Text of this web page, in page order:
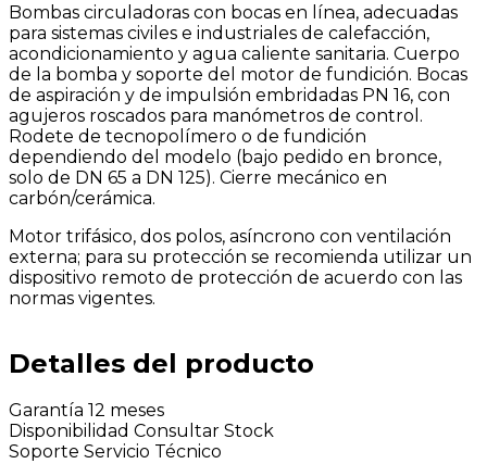
Bombas circuladoras con bocas en línea, adecuadas
para sistemas civiles e industriales de calefacción,
acondicionamiento y agua caliente sanitaria. Cuerpo
de la bomba y soporte del motor de fundición. Bocas
de aspiración y de impulsión embridadas PN 16, con
agujeros roscados para manómetros de control.
Rodete de tecnopolímero o de fundición
dependiendo del modelo (bajo pedido en bronce,
solo de DN 65 a DN 125). Cierre mecánico en
carbón/cerámica.
Motor trifásico, dos polos, asíncrono con ventilación
externa; para su protección se recomienda utilizar un
dispositivo remoto de protección de acuerdo con las
normas vigentes.
Detalles del producto
Garantía 12 meses
Disponibilidad Consultar Stock
Soporte Servicio Técnico